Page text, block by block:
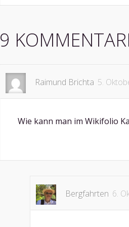
9
Raimund Brichta 5.
Wie kann man im Wikifolio
Bergfahrten 6.